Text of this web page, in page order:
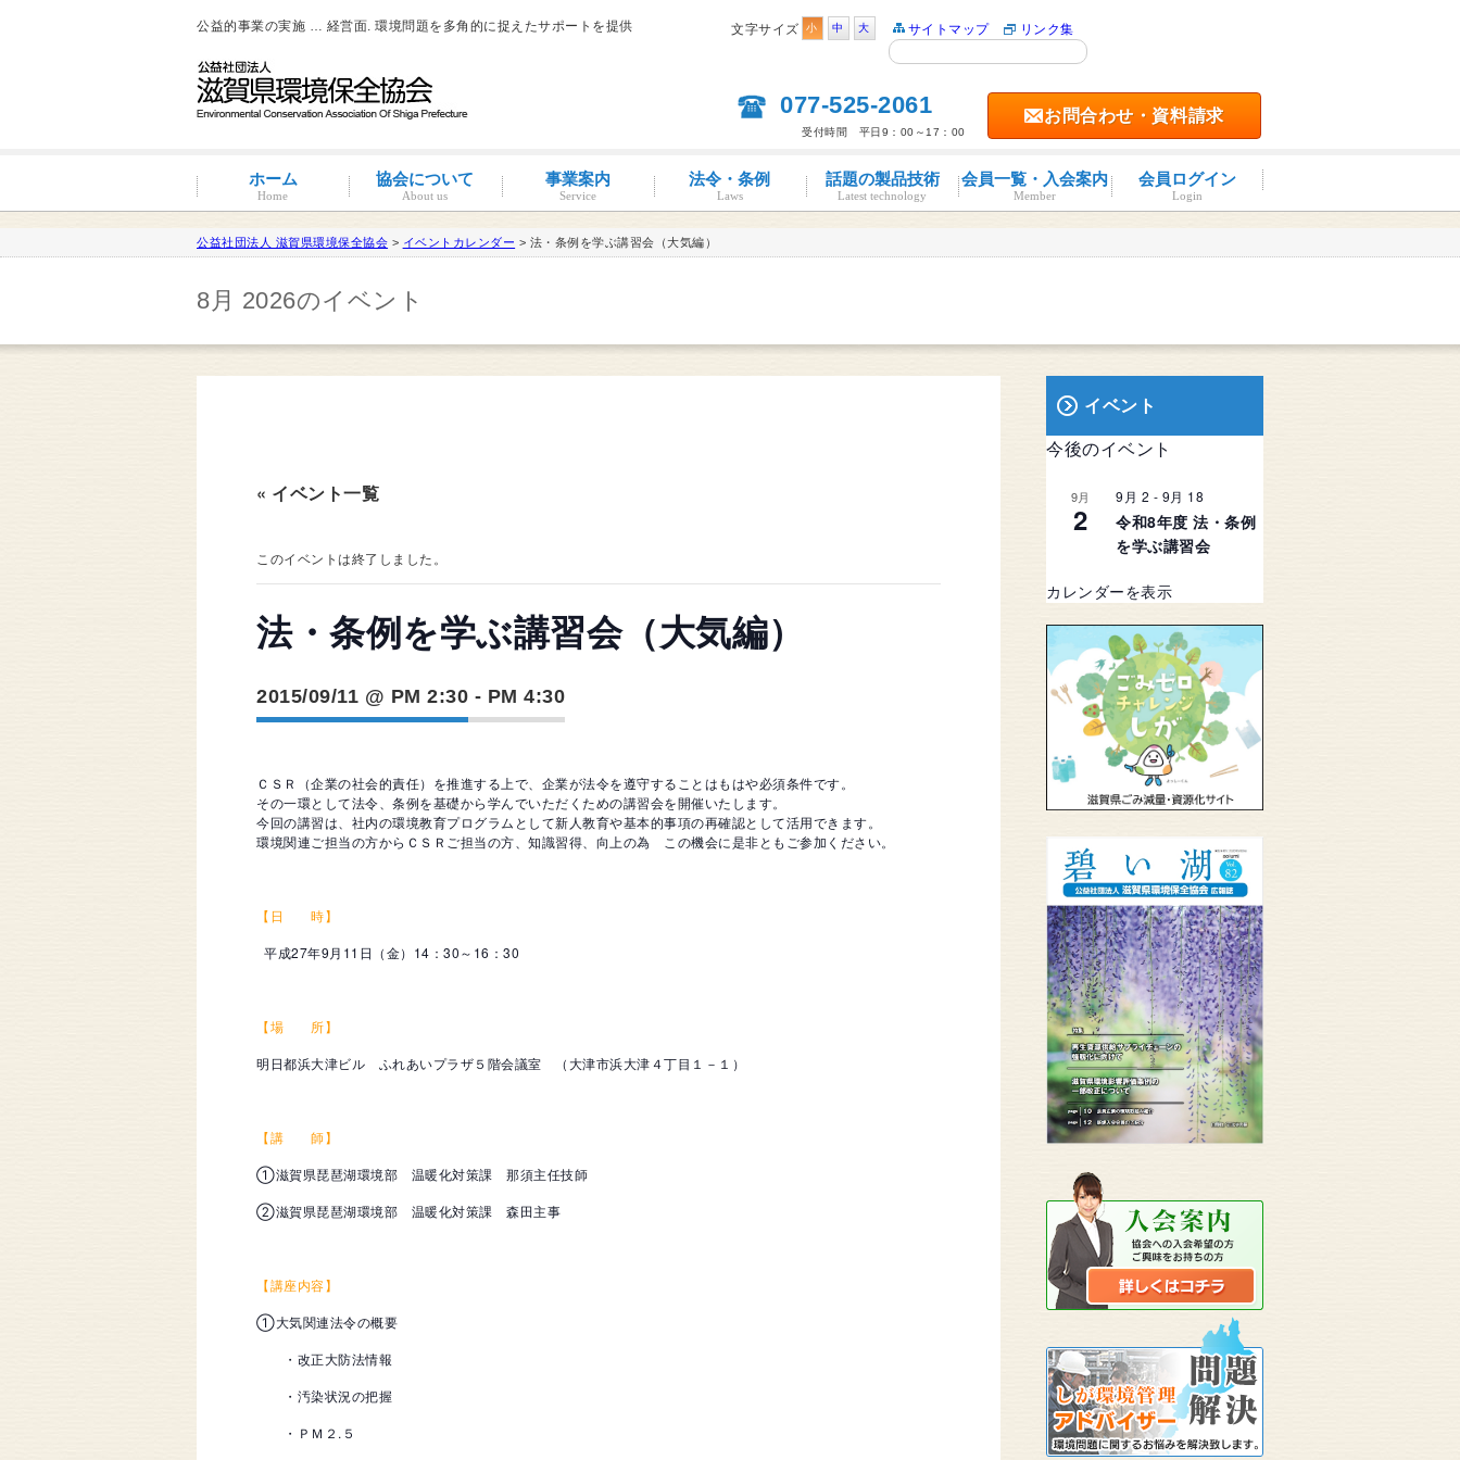
公益的事業の実施 … 経営面. 環境問題を多角的に捉えたサポートを提供 文字サイズ 小 中 大 サイトマップ リンク集
077-525-2061
受付時間 平日9：00～17：00
お問合わせ・資料請求
ホーム
Home
協会について
About us
概要と沿革
組織図・役員紹介
情報公開
コンプライアンス
事業案内
Service
コンプライアンス支援
地域連携事業
環境負荷低減活動支援
環境経営の支援
事業サポート
水処理分科会
派遣事業
法令・条例
Laws
水質
大気
土壌汚染
産業廃棄物
騒音・振動・悪臭防止
省エネルギー
ISO14001
その他
滋賀県条例関係
話題の製品技術
Latest technology
有機物分解装置
自動手洗い乾燥装置
新クリラック処理
会員一覧・入会案内
Member
会員一覧
入会案内
会員の特典
会員ログイン
Login
公益社団法人 滋賀県環境保全協会 > イベントカレンダー > 法・条例を学ぶ講習会（大気編）
8月 2026のイベント
« イベント一覧
このイベントは終了しました。
法・条例を学ぶ講習会（大気編）
2015/09/11 @ PM 2:30 - PM 4:30
ＣＳＲ（企業の社会的責任）を推進する上で、企業が法令を遵守することはもはや必須条件です。
その一環として法令、条例を基礎から学んでいただくための講習会を開催いたします。
今回の講習は、社内の環境教育プログラムとして新人教育や基本的事項の再確認として活用できます。
環境関連ご担当の方からＣＳＲご担当の方、知識習得、向上の為 この機会に是非ともご参加ください。
【日 時】
平成27年9月11日（金）14：30～16：30
【場 所】
明日都浜大津ビル ふれあいプラザ５階会議室 （大津市浜大津４丁目１－１）
【講 師】
①滋賀県琵琶湖環境部 温暖化対策課 那須主任技師
②滋賀県琵琶湖環境部 温暖化対策課 森田主事
【講座内容】
①大気関連法令の概要
・改正大防法情報
・汚染状況の把握
・ＰＭ２.５
イベント
今後のイベント
9月
2
9月 2 - 9月 18
令和8年度 法・条例
を学ぶ講習会
カレンダーを表示